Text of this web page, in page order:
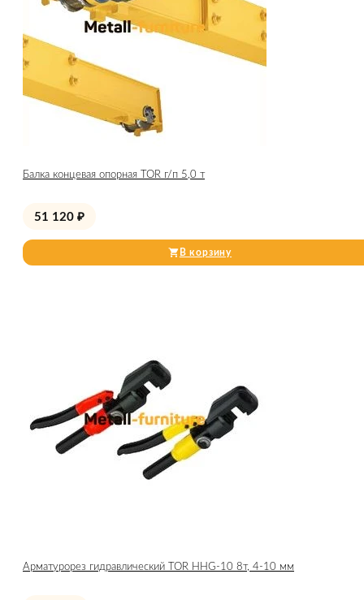
Балка концевая опорная TOR г/п 5,0 т
51 120 ₽
В корзину
Арматурорез гидравлический TOR HHG-10 8т, 4-10 мм